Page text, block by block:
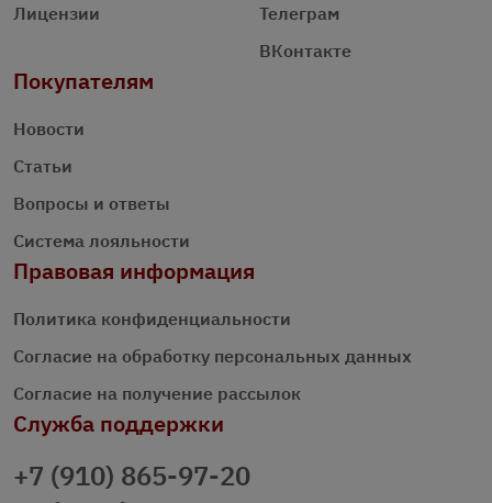
Лицензии
Телеграм
ВКонтакте
Покупателям
Новости
Статьи
Вопросы и ответы
Система лояльности
Правовая информация
Политика конфиденциальности
Согласие на обработку персональных данных
Согласие на получение рассылок
Служба поддержки
+7 (910) 865-97-20